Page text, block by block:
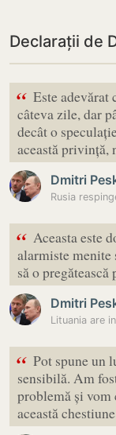
Declarații de
“ Este adevărat
câteva zile, dar
decât o
această
Dmitri
“ Aceasta este
alarmiste
să o
Dmitri
“ Pot spune un
sensibilă. Am
problemă și vom
această chestiune